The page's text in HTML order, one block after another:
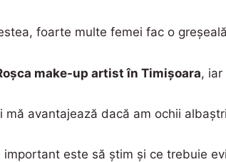
foarte multe femei fac o
make-up artist în Timișoara,
mă avantajează dacă am ochii
important este să știm și ce trebuie